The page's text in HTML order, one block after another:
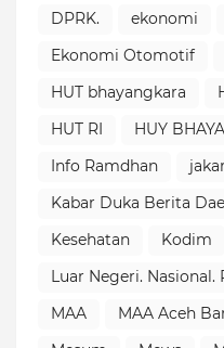
DPRK.
ekonomi
Ekonomi Otomotif
HUT bhayangkara
HUT RI
HUY
Info Ramdhan
Kabar Duka Berita
Kesehatan
Kodim
Luar Negeri.
MAA
MAA Aceh